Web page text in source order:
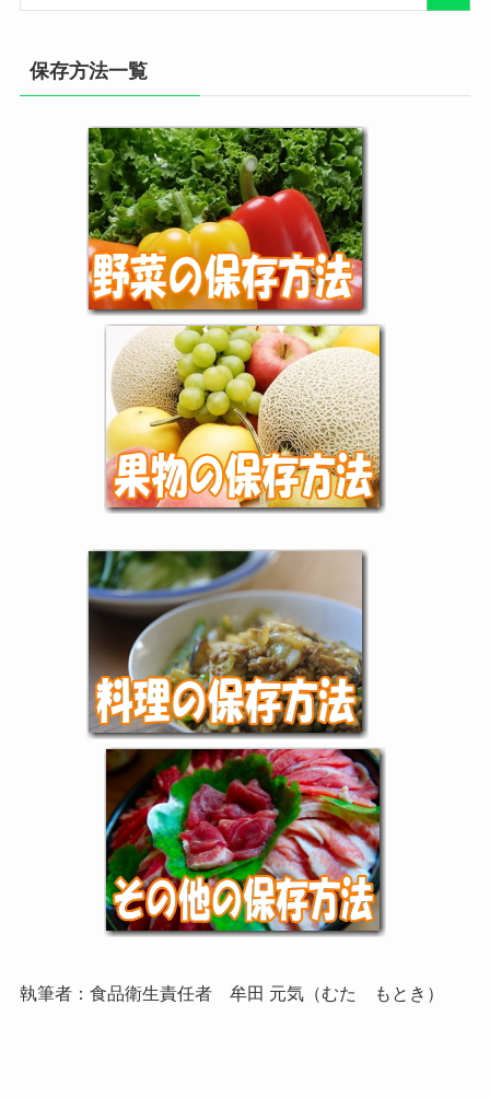
保存方法一覧
執筆者：食品衛生責任者 牟田 元気（むた もとき）